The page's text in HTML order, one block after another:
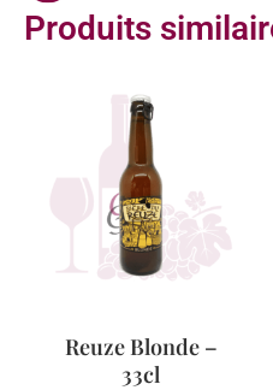
Produits
Reuze Blonde –
33cl